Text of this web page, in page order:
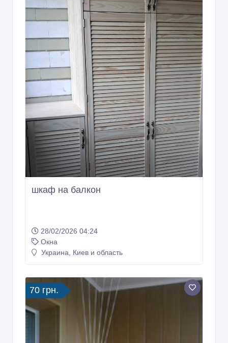
шкаф на балкон
28/02/2026 04:24
Окна
Украина, Киев и область
70 грн.